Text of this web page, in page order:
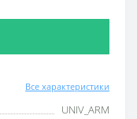
Все характеристики
UNIV_ARM